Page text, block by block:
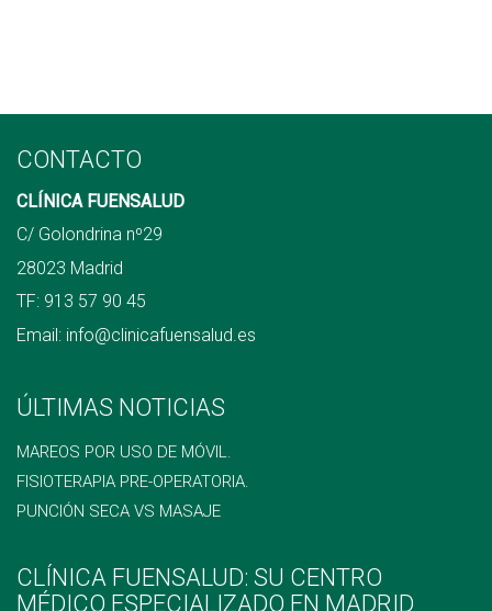
CONTACTO
CLÍNICA FUENSALUD
C/ Golondrina nº29
28023 Madrid
TF: 913 57 90 45
Email: info@clinicafuensalud.es
ÚLTIMAS NOTICIAS
MAREOS POR USO DE MÓVIL.
FISIOTERAPIA PRE-OPERATORIA.
PUNCIÓN SECA VS MASAJE
CLÍNICA FUENSALUD: SU CENTRO
MÉDICO ESPECIALIZADO EN MADRID